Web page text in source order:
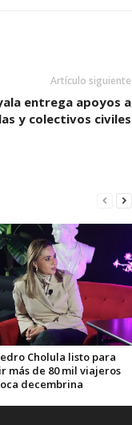
Artículo siguiente
entrega apoyos a
y colectivos civiles
Cholula listo para
más de 80 mil viajeros
decembrina